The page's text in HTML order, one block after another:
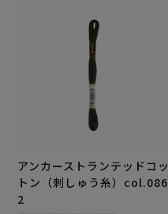
アンカーストランテッドコッ
トン（刺しゅう糸）col.086
2